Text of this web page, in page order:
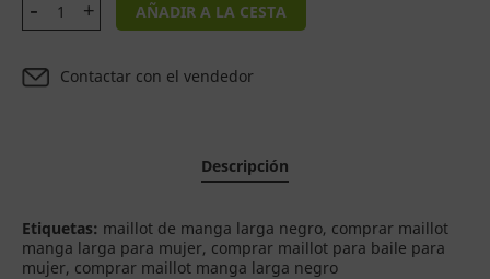
AÑADIR A LA CESTA
Contactar con el vendedor
Descripción
Etiquetas: maillot de manga larga negro, comprar maillot
manga larga para mujer, comprar maillot para baile para
mujer, comprar maillot manga larga negro